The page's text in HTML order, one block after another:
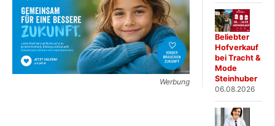
Werbung
Beliebter
Hofverkauf
bei Tracht &
Mode
Steinhuber
06.08.2026